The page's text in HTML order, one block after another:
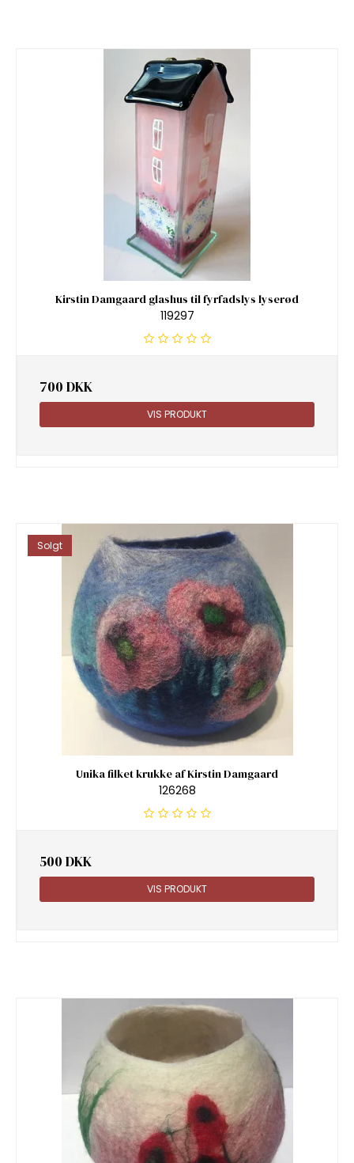
Kirstin Damgaard glashus til fyrfadslys lyserød
119297
700 DKK
VIS PRODUKT
Solgt
Unika filket krukke af Kirstin Damgaard
126268
500 DKK
VIS PRODUKT